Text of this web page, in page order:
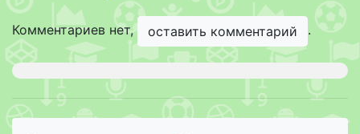
Комментариев нет, оставить комментарий .